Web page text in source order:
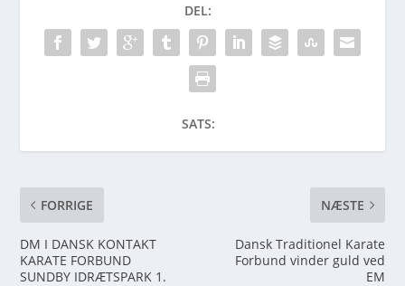
DEL:
SATS:
FORRIGE
DM I DANSK KONTAKT
KARATE FORBUND
SUNDBY IDRÆTSPARK 1.
NÆSTE
Dansk Traditionel Karate
Forbund vinder guld ved
EM